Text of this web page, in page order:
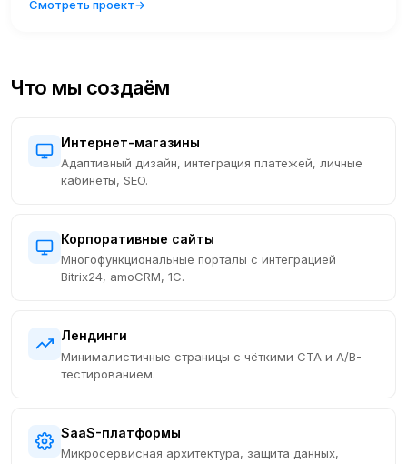
Смотреть проект
Что мы создаём
Интернет-магазины
Адаптивный дизайн, интеграция платежей, личные
кабинеты, SEO.
Корпоративные сайты
Многофункциональные порталы с интеграцией
Bitrix24, amoCRM, 1С.
Лендинги
Минималистичные страницы с чёткими CTA и A/B-
тестированием.
SaaS-платформы
Микросервисная архитектура, защита данных,